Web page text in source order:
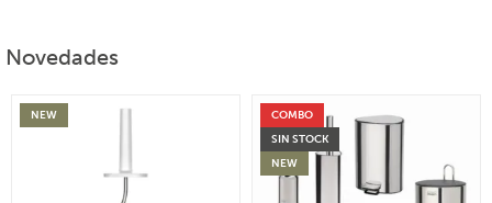
Novedades
NEW
COMBO
SIN STOCK
NEW